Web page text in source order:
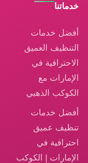
خدماتنا
أفضل خدمات
التنظيف العميق
الاحترافية في
الإمارات مع
الكوكب الذهبي
أفضل خدمات
تنظيف عميق
احترافية في
الإمارات | الكوكب